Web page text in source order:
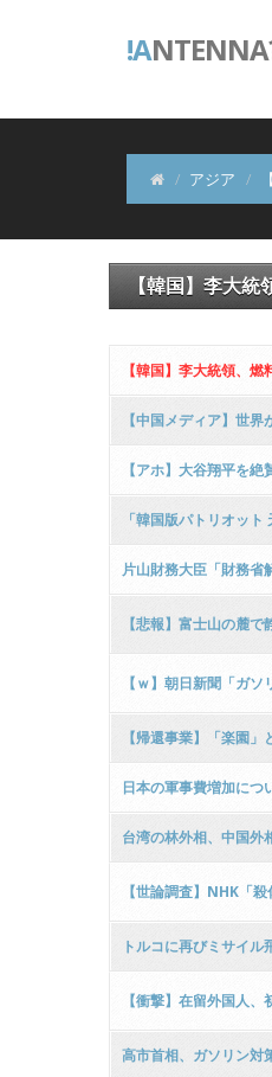
!A
アジア
【韓国】李大
【韓国】李大統領、
【中国メディア】世
【アホ】大谷翔平を
「韓国版パトリオッ
片山財務大臣「財務
【悲報】富士山の麓
【ｗ】朝日新聞「ガ
【帰還事業】「楽園
日本の軍事費増加につ
台湾の林外相、中国外
【世論調査】NHK「
ｗトルコに再びミサイ
【衝撃】在留外国人
高市首相、ガソリン